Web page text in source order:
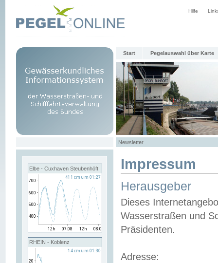
Hilfe
Start Pegelauswahl über Karte
Newsletter
Elbe - Cuxhaven Steubenhöft
RHEIN - Koblenz
Impressum
Herausgeber
Dieses
Wasserstraßen und
Präsidenten.
Adresse: